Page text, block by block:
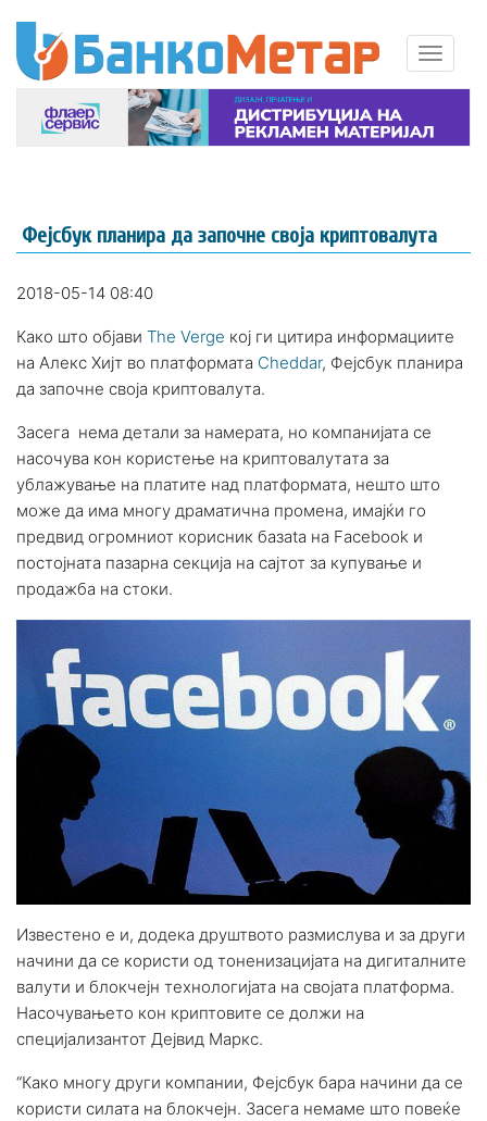
Фејсбук планира да започне своја криптовалута
2018-05-14 08:40
Како што објави The Verge кој ги цитира информациите
на Алекс Хиjт во платформата Cheddar, Фејсбук планира
да започне своја криптовалута.
Засега нема детали за намерата, но компанијата се
насочува кон користење на криптовалутaта за
ублажување на платите над платформата, нешто што
може да има многу драматична промена, имајќи го
предвид огромниот корисник базаta на Facebook и
постојната пазарна секција на сајтот за купување и
продажба на стоки.
Известено е и, додека друштвото размислува и за други
начини да се користи од тоненизацијата на дигиталните
валути и блокчејн технологијата на својата платформа.
Насочувањето кон криптовите се должи на
специјализантот Дејвид Маркс.
“Како многу други компании, Фејсбук бара начини да се
користи силата на блокчејн. Засега немаме што повеќе